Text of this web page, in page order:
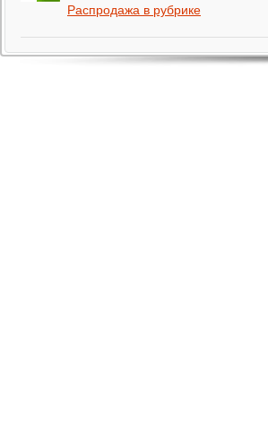
Распродажа в рубрике